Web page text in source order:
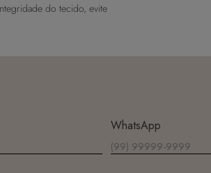
do tecido, evite
do primeiro uso e siga as
WhatsApp